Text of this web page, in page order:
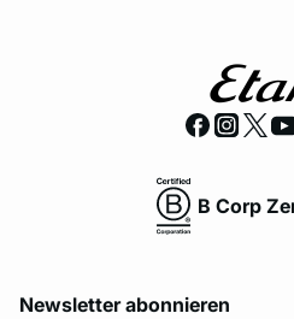
B Corp
Newsletter abonnieren